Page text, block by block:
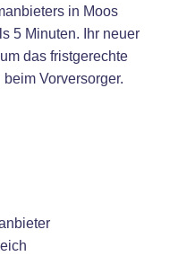
in Moos
5 Minuten. Ihr neuer
das fristgerechte
Vorversorger.